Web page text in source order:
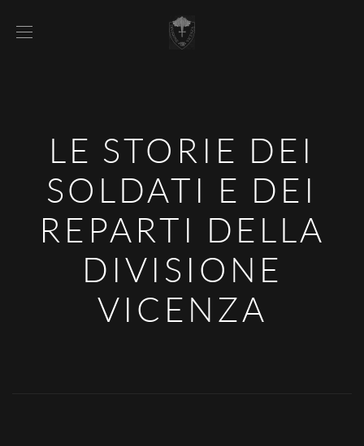
LE STORIE DEI
SOLDATI E DEI
REPARTI DELLA
DIVISIONE
VICENZA